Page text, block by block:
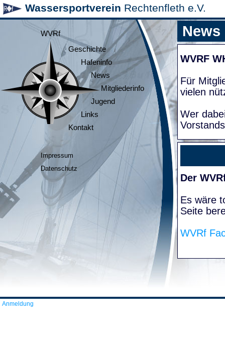
Wassersportverein Rechtenfleth e.V.
WVRf
Geschichte
Hafeninfo
News
Mitgliederinfo
Jugend
Links
Kontakt
Impressum
Datenschutz
News
WVRF
Für
vielen
Wer
Der
Es wäre
Seite
WVRf
Anmeldung